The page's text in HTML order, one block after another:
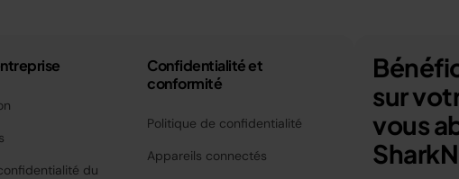
du
Confidentialité et
conformité
Politique de confidentialité
Appareils connectés
sur
vous